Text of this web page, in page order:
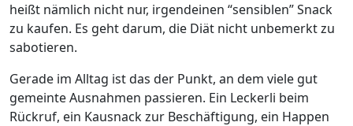
heißt nämlich nicht nur, irgendeinen “sensiblen” Snack
zu kaufen. Es geht darum, die Diät nicht unbemerkt zu
sabotieren.
Gerade im Alltag ist das der Punkt, an dem viele gut
gemeinte Ausnahmen passieren. Ein Leckerli beim
Rückruf, ein Kausnack zur Beschäftigung, ein Happen